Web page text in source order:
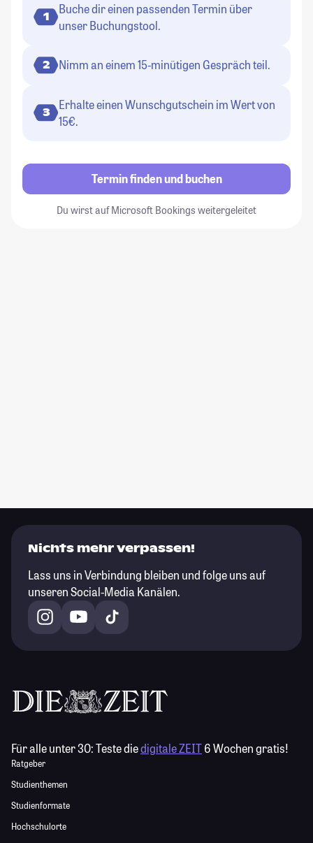
1
Buche dir einen passenden Termin über
unser Buchungstool.
2 Nimm an einem 15-minütigen Gespräch teil.
3
Erhalte einen Wunschgutschein im Wert von
15€.
Termin finden und buchen
Du wirst auf Microsoft Bookings weitergeleitet
Nichts mehr verpassen!
Lass uns in Verbindung bleiben und folge uns auf
unseren Social-Media Kanälen.
Für alle unter 30:Teste diedigitale ZEIT6 Wochen gratis!
Ratgeber
Studienthemen
Studienformate
Hochschulorte